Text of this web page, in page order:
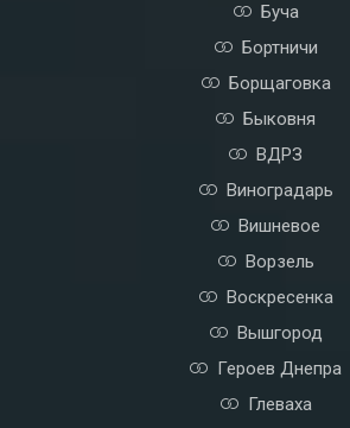
Буча
Бортничи
Борщаговка
Быковня
ВДРЗ
Виноградарь
Вишневое
Ворзель
Воскресенка
Вышгород
Героев Днепра
Глеваха